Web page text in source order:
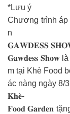
*Lưu ý
Chương trình áp
n
𝐆𝐀𝐖𝐃𝐄𝐒𝐒 𝐒𝐇𝐎𝐖
𝐆𝐚𝐰𝐝𝐞𝐬𝐬 𝐒𝐡𝐨𝐰
m tại Khè Food
ác nàng ngày 8/
𝐊𝐡𝐞̀-
𝐅𝐨𝐨𝐝 𝐆𝐚𝐫𝐝𝐞𝐧